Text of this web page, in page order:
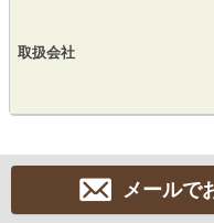
取扱会社
メールで